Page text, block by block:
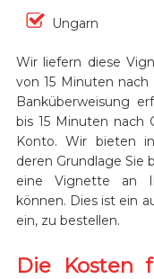
Ungarn
Wir liefern diese
von 15 Minuten
Banküberweisung
bis 15 Minuten nach
Konto. Wir bieten
deren Grundlage Sie
eine Vignette an
können. Dies ist ein
ein, zu bestellen.
Die Kosten